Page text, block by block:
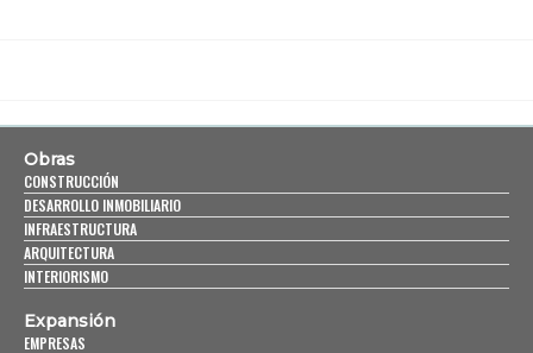
Obras
CONSTRUCCIÓN
DESARROLLO INMOBILIARIO
INFRAESTRUCTURA
ARQUITECTURA
INTERIORISMO
Expansión
EMPRESAS